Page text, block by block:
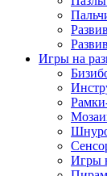
Игры на
Игры